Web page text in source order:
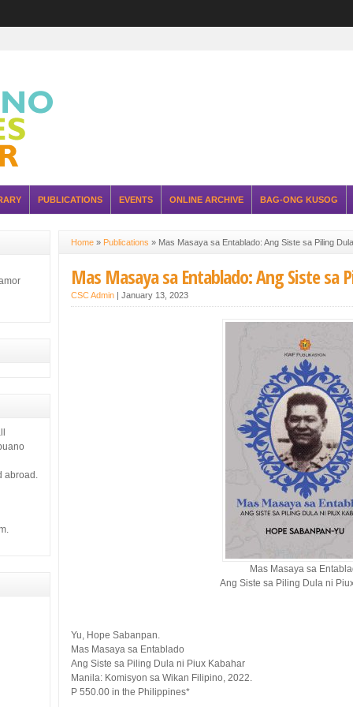
PUBLICATIONS EVENTS ONLINE ARCHIVE BAG-ONG KUSOG
Home » Publications » Mas Masaya sa Entablado: Ang Siste sa Piling
Mas Masaya sa Entablado: Ang Siste sa
CSC Admin | January 13, 2023
Mas Masaya sa
Ang Siste sa Piling Dula ni
Yu, Hope Sabanpan.
Mas Masaya sa Entablado
Ang Siste sa Piling Dula ni Piux Kabahar
Manila: Komisyon sa Wikan Filipino, 2022.
P 550.00 in the Philippines*
abroad.